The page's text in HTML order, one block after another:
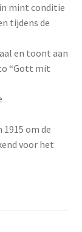
mint conditie
tijdens de
en toont aan
“Gott mit
om de
voor het